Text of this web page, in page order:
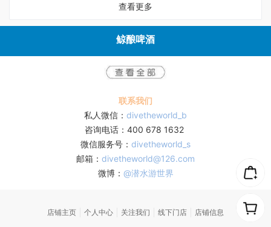
查看更多
鲸酿啤酒
联系我们
私人微信： divetheworld_b
咨询电话：400 678 1632
微信服务号： divetheworld_s
邮箱： divetheworld@126.com
微博： @潜水游世界
店铺主页 个人中心 关注我们 线下门店 店铺信息